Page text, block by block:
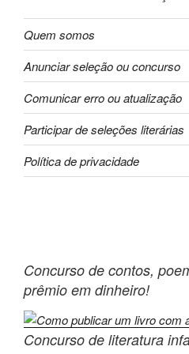
Quem somos
Anunciar seleção ou concurso
Comunicar erro ou atualização
Participar de seleções literárias
Política de privacidade
Concurso de contos,
prêmio em dinheiro!
Concurso de literatura